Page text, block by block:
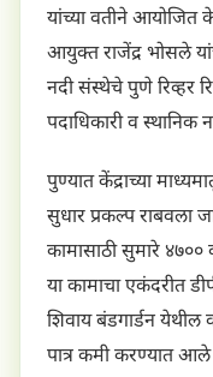
यांच्या वतीने आयोजित
आयुक्त राजेंद्र भोसले
नदी संस्थेचे पुणे रिव्हर
पदाधिकारी व स्थानिक
पुण्यात केंद्राच्या
सुधार प्रकल्प राबवला
कामासाठी सुमारे
या कामाचा एकंदरीत
शिवाय बंडगार्डन येथील
पात्र कमी करण्यात